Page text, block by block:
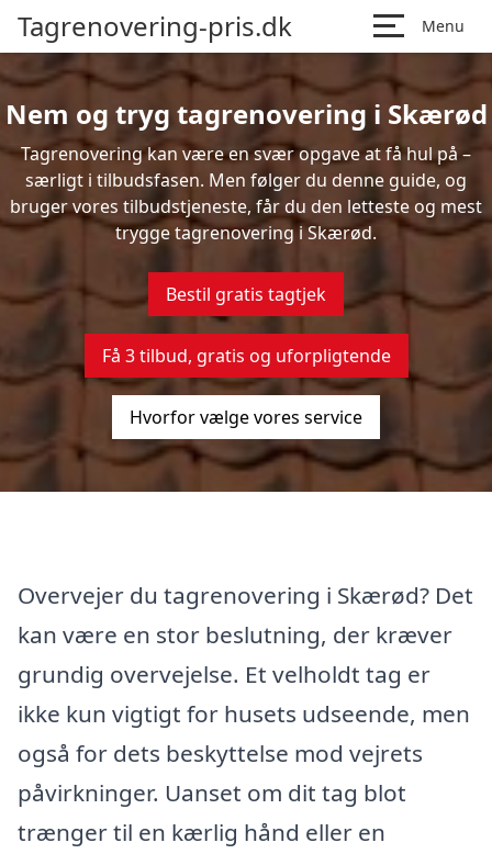
Tagrenovering-pris.dk Menu
Nem og tryg tagrenovering i Skærød
Tagrenovering kan være en svær opgave at få hul på –
særligt i tilbudsfasen. Men følger du denne guide, og
bruger vores tilbudstjeneste, får du den letteste og mest
trygge tagrenovering i Skærød.
Bestil gratis tagtjek
Få 3 tilbud, gratis og uforpligtende
Hvorfor vælge vores service
Overvejer du tagrenovering i Skærød? Det
kan være en stor beslutning, der kræver
grundig overvejelse. Et velholdt tag er
ikke kun vigtigt for husets udseende, men
også for dets beskyttelse mod vejrets
påvirkninger. Uanset om dit tag blot
trænger til en kærlig hånd eller en